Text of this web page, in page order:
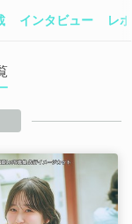
インタビュー レ